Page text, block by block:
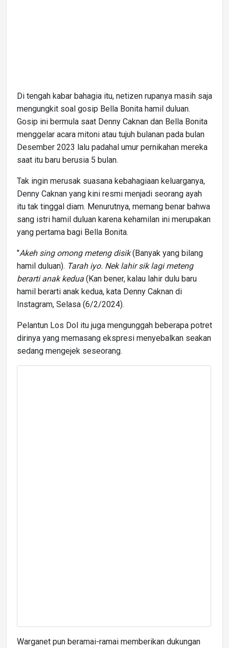
Di tengah kabar bahagia itu, netizen rupanya masih saja
mengungkit soal gosip Bella Bonita hamil duluan.
Gosip ini bermula saat Denny Caknan dan Bella Bonita
menggelar acara mitoni atau tujuh bulanan pada bulan
Desember 2023 lalu padahal umur pernikahan mereka
saat itu baru berusia 5 bulan.
Tak ingin merusak suasana kebahagiaan keluarganya,
Denny Caknan yang kini resmi menjadi seorang ayah
itu tak tinggal diam. Menurutnya, memang benar bahwa
sang istri hamil duluan karena kehamilan ini merupakan
yang pertama bagi Bella Bonita.
"Akeh sing omong meteng disik(Banyak yang bilang
hamil duluan). Tarah iyo. Nek lahir sik lagi meteng
berarti anak kedua (Kan bener, kalau lahir dulu baru
hamil berarti anak kedua, kata Denny Caknan di
Instagram, Selasa (6/2/2024).
Pelantun Los Dol itu juga mengunggah beberapa potret
dirinya yang memasang ekspresi menyebalkan seakan
sedang mengejek seseorang.
Warganet pun beramai-ramai memberikan dukungan